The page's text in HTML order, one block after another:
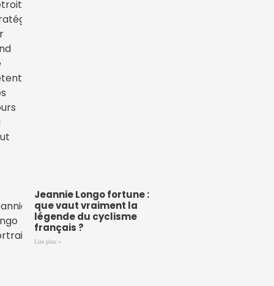
Jeannie Longo fortune :
que vaut vraiment la
légende du cyclisme
français ?
Lire plus »